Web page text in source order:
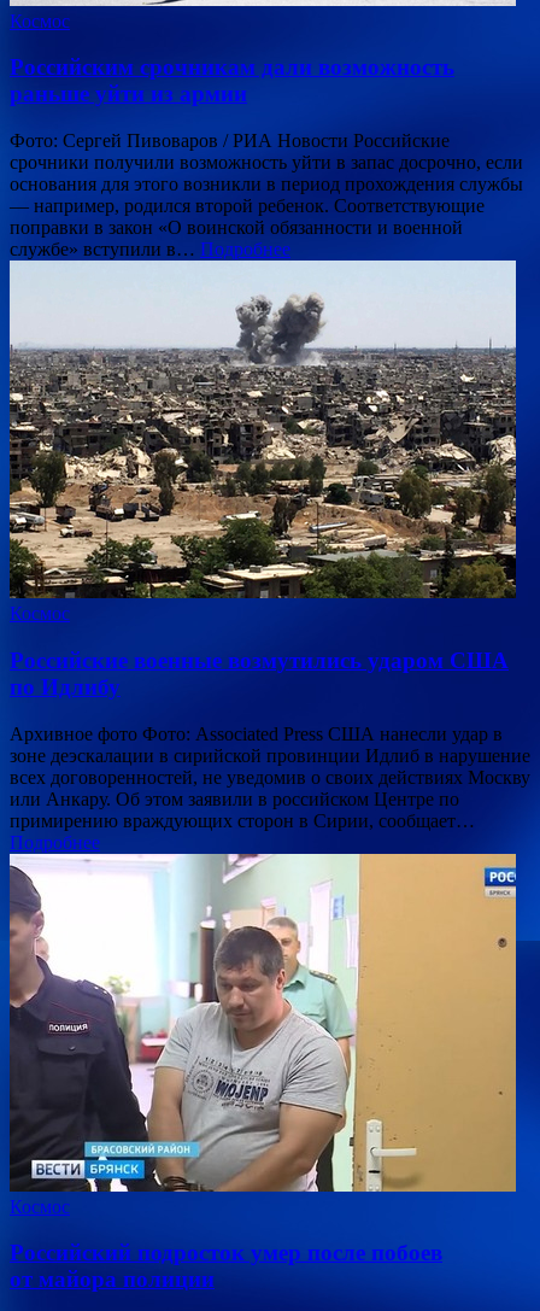
Космос
Российским срочникам дали возможность
раньше уйти из армии
Фото: Сергей Пивоваров / РИА Новости Российские
срочники получили возможность уйти в запас досрочно, если
основания для этого возникли в период прохождения службы
— например, родился второй ребенок. Соответствующие
поправки в закон «О воинской обязанности и военной
службе» вступили в… Подробнее
Космос
Российские военные возмутились ударом США
по Идлибу
Архивное фото Фото: Associated Press США нанесли удар в
зоне деэскалации в сирийской провинции Идлиб в нарушение
всех договоренностей, не уведомив о своих действиях Москву
или Анкару. Об этом заявили в российском Центре по
примирению враждующих сторон в Сирии, сообщает…
Подробнее
Космос
Российский подросток умер после побоев
от майора полиции